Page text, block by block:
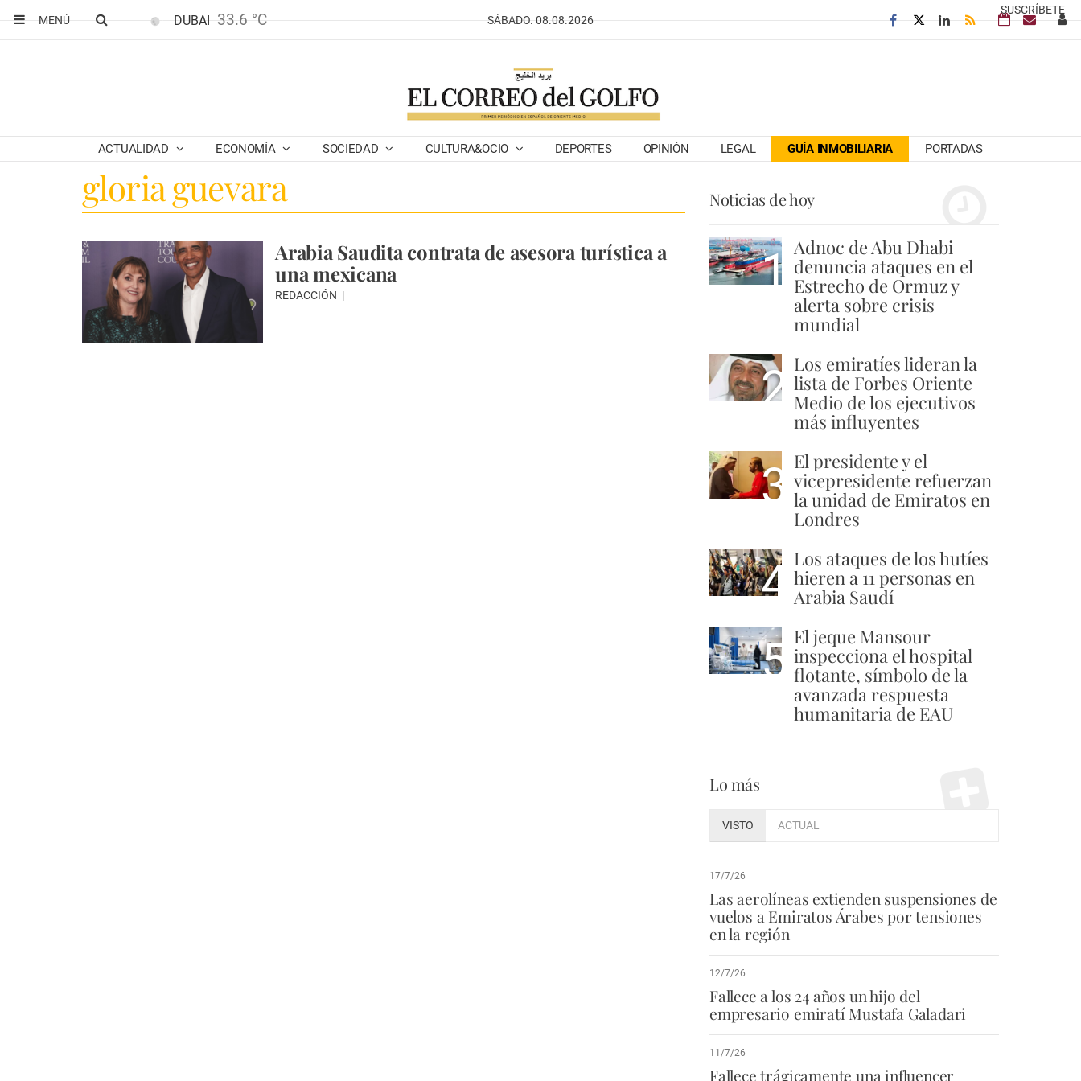
SUSCRÍBETE
MENÚ
DUBAI 33.6 °C SÁBADO. 08.08.2026
ACTUALIDAD ECONOMÍA SOCIEDAD CULTURA&OCIO DEPORTES OPINIÓN LEGAL GUÍA INMOBILIARIA PORTADAS
gloria guevara
Arabia Saudita contrata de asesora turística a
una mexicana
REDACCIÓN
Noticias de hoy
1 Adnoc de Abu Dhabi
denuncia ataques en el
Estrecho de Ormuz y
alerta sobre crisis
mundial
2 Los emiratíes lideran la
lista de Forbes Oriente
Medio de los ejecutivos
más influyentes
3 El presidente y el
vicepresidente refuerzan
la unidad de Emiratos en
Londres
4 Los ataques de los hutíes
hieren a 11 personas en
Arabia Saudí
5 El jeque Mansour
inspecciona el hospital
flotante, símbolo de la
avanzada respuesta
humanitaria de EAU
Lo más
VISTO ACTUAL
17/7/26
Las aerolíneas extienden suspensiones de
vuelos a Emiratos Árabes por tensiones
en la región
12/7/26
Fallece a los 24 años un hijo del
empresario emiratí Mustafa Galadari
11/7/26
Fallece trágicamente una influencer